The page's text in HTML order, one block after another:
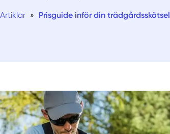
Artiklar » Prisguide inför din trädgårdsskötsel